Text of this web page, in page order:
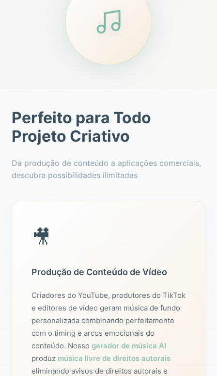
Perfeito para Todo
Projeto Criativo
Da produção de conteúdo a aplicações comerciais,
descubra possibilidades ilimitadas
🎥
Produção de Conteúdo de Vídeo
Criadores do YouTube, produtores do TikTok
e editores de vídeo geram música de fundo
personalizada combinando perfeitamente
com o timing e arcos emocionais do
conteúdo. Nosso gerador de música AI
produz música livre de direitos autorais
eliminando avisos de direitos autorais e